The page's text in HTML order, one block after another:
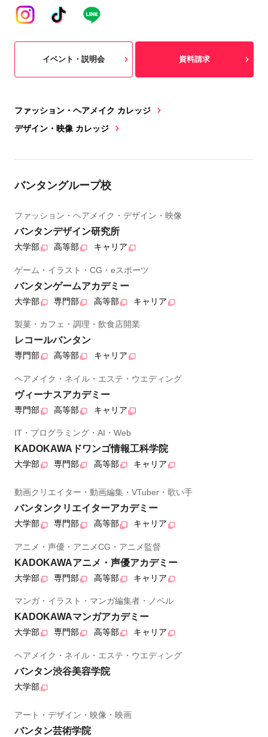
ファッション・ヘアメイク カレッジ
デザイン・映像 カレッジ
イベント・説明会 資料請求
バンタングループ校
ファッション・ヘアメイク・デザイン・映像
バンタンデザイン研究所
大学部 高等部 キャリア
ゲーム・イラスト・CG・eスポーツ
バンタンゲームアカデミー
大学部 専門部 高等部 キャリア
製菓・カフェ・調理・飲食店開業
レコールバンタン
専門部 高等部 キャリア
ヘアメイク・ネイル・エステ・ウエディング
ヴィーナスアカデミー
専門部 高等部 キャリア
IT・プログラミング・AI・Web
KADOKAWAドワンゴ情報工科学院
大学部 専門部 高等部 キャリア
動画クリエイター・動画編集・VTuber・歌い手
バンタンクリエイターアカデミー
大学部 専門部 高等部 キャリア
アニメ・声優・アニメCG・アニメ監督
KADOKAWAアニメ・声優アカデミー
大学部 専門部 高等部 キャリア
マンガ・イラスト・マンガ編集者・ノベル
KADOKAWAマンガアカデミー
大学部 専門部 高等部 キャリア
ヘアメイク・ネイル・エステ・ウエディング
バンタン渋谷美容学院
大学部
アート・デザイン・映像・映画
バンタン芸術学院